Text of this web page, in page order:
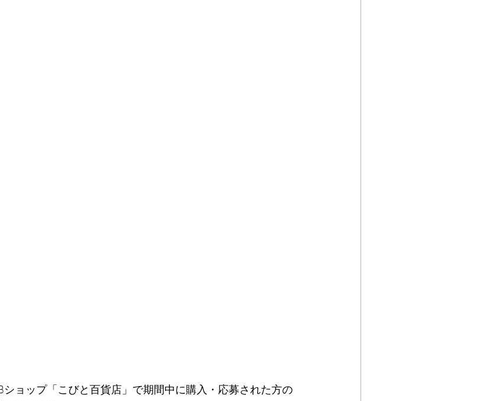
ョップ「こびと百貨店」で期間中に購入・応募された方の